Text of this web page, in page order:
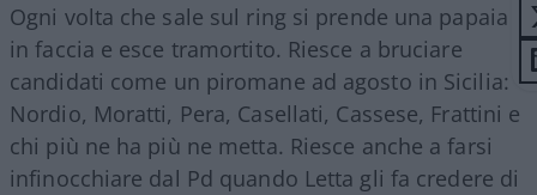
Ogni volta che sale sul ring si prende una papaia
in faccia e esce tramortito. Riesce a bruciare
candidati come un piromane ad agosto in Sicilia:
Nordio, Moratti, Pera, Casellati, Cassese, Frattini e
chi più ne ha più ne metta. Riesce anche a farsi
infinocchiare dal Pd quando Letta gli fa credere di